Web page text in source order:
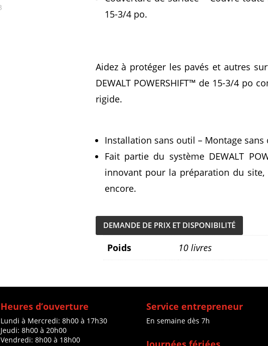
15-3/4 po.
Aidez à protéger les pavés et autres
DEWALT POWERSHIFT™ de 15-3/4 po
rigide.
Installation sans outil – Montage
Fait partie du système DEWALT
innovant pour la préparation du
encore.
DEMANDE DE PRIX ET DISPONIBILITÉ
Poids 10 livres
Heures d’ouverture
Lundi à Mercredi: 8h00 à 17h30
Jeudi: 8h00 à 20h00
Vendredi: 8h00 à 18h00
Service entrepreneur
En semaine dès 7h